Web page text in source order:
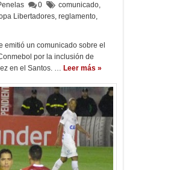
0 comunicado,
Libertadores, reglamento,
emitió un comunicado sobre el
por la inclusión de
en el Santos. … Leer más »